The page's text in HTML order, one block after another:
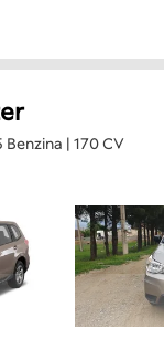
| 170 CV